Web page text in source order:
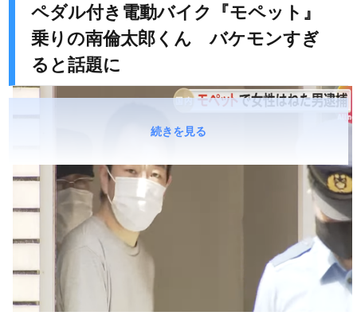
ペダル付き電動バイク『モペット』
乗りの南倫太郎くん バケモンすぎ
ると話題に
続きを見る